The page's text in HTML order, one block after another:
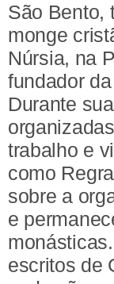
São Bento,
monge
Núrsia, na
fundador
Durante
trabalho e
como
sobre a
e
escritos de